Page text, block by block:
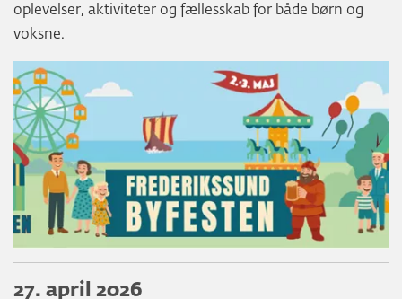
oplevelser, aktiviteter og fællesskab for både børn og
voksne.
27. april 2026